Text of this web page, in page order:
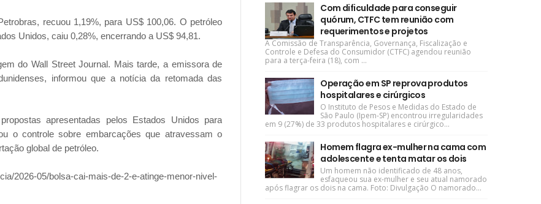
recuou 1,19%, para US$ 100,06. O petróleo
Unidos, caiu 0,28%, encerrando a US$ 94,81.
do Wall Street Journal. Mais tarde, a emissora de
informou que a notícia da retomada das
apresentadas pelos Estados Unidos para
o controle sobre embarcações que atravessam o
global de petróleo.
2026-05/bolsa-cai-mais-de-2-e-atinge-menor-nivel-
Com dificuldade para conseguir
quórum, CTFC tem reunião com
requerimentos e projetos
A Comissão de Transparência, Governança, Fiscalização e
Controle e Defesa do Consumidor (CTFC) agendou reunião
para a terça-feira (18), com ...
Operação em SP reprova produtos
hospitalares e cirúrgicos
O Instituto de Pesos e Medidas do Estado de
São Paulo (Ipem-SP) encontrou irregularidades
em 9 (27%) de 33 produtos hospitalares e cirúrgico...
Homem flagra ex-mulher na cama com
adolescente e tenta matar os dois
Um homem não identificado de 48 anos,
esfaqueou sua ex-mulher e seu atual namorado
após flagrar os dois na cama. Foto: Divulgação O namorado...